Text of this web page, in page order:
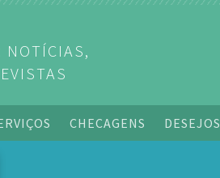
NOTÍCIAS,
CHECAGENS DESEJOS